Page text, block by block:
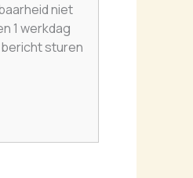
niet
1 werkdag
sturen